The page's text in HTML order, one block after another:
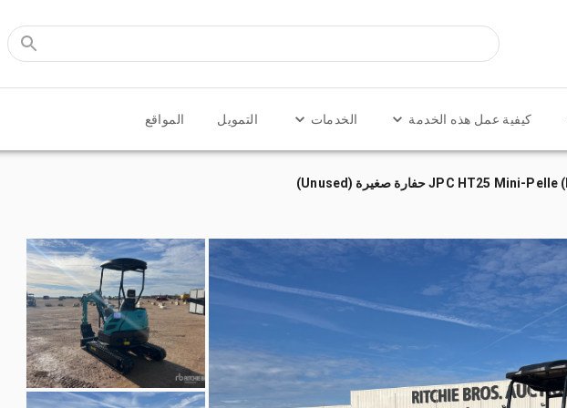
كيفية عمل هذه الخدمة الخدمات التمويل المواقع